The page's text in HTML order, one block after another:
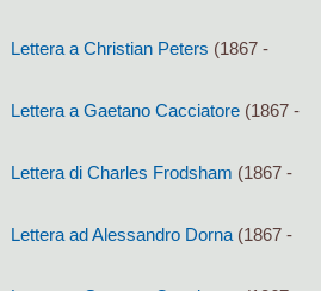
Lettera a Christian Peters (1867 -
Lettera a Gaetano Cacciatore (1867 -
Lettera di Charles Frodsham (1867 -
Lettera ad Alessandro Dorna (1867 -